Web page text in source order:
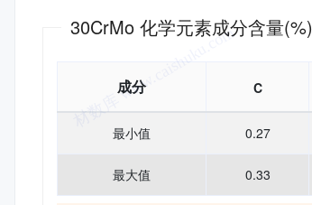
30CrMo 化学元素成分含量(%)
成分 C
最小值 0.27
最大值 0.33